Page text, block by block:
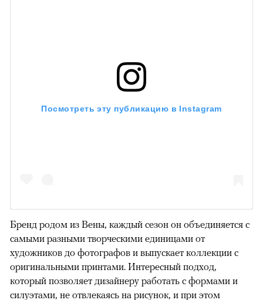
Посмотреть эту публикацию в Instagram
Бренд родом из Вены, каждый сезон он объединяется с
самыми разными творческими единицами от
художников до фотографов и выпускает коллекции с
оригинальными принтами. Интересный подход,
который позволяет дизайнеру работать с формами и
силуэтами, не отвлекаясь на рисунок, и при этом